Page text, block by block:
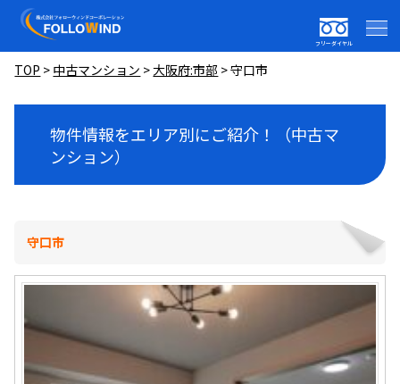
フリーダイヤル
TOP > 中古マンション >大阪府:市部 >守口市
物件情報をエリア別にご紹介！（中古マ
ンション）
守口市